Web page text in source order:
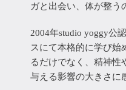
ガと出会い、体が整う
2004年studio yoggy公
スにて本格的に学び始
るだけでなく、精神性
与える影響の大きさに